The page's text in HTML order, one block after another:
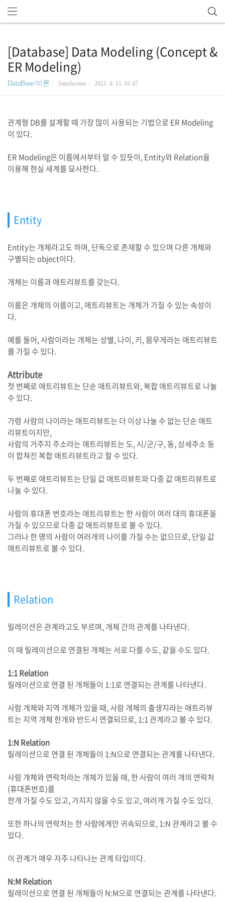
[Database] Data Modeling (Concept &
ER Modeling)
DataBase/이론 Satisfaction 2021. 6. 11. 01:47
관계형 DB를 설계할 때 가장 많이 사용되는 기법으로 ER Modeling
이 있다.
ER Modeling은 이름에서부터 알 수 있듯이, Entity와 Relation을
이용해 현실 세계를 묘사한다.
Entity
Entity는 개체라고도 하며, 단독으로 존재할 수 있으며 다른 개체와
구별되는 object이다.
개체는 이름과 애트리뷰트를 갖는다.
이름은 개체의 이름이고, 애트리뷰트는 개체가 가질 수 있는 속성이
다.
예를 들어, 사람이라는 개체는 성별, 나이, 키, 몸무게라는 애트리뷰트
를 가질 수 있다.
Attribute
첫 번째로 애트리뷰트는 단순 애트리뷰트와, 복합 애트리뷰트로 나눌
수 있다.
가령 사람의 나이라는 애트리뷰트는 더 이상 나눌 수 없는 단순 애트
리뷰트이지만,
사람의 거주지 주소라는 애트리뷰트는 도, 시/군/구, 동, 상세주소 등
이 합쳐진 복합 애트리뷰트라고 할 수 있다.
두 번째로 애트리뷰트는 단일 값 애트리뷰트와 다중 값 애트리뷰트로
나눌 수 있다.
사람의 휴대폰 번호라는 애트리뷰트는 한 사람이 여러 대의 휴대폰을
가질 수 있으므로 다중 값 애트리뷰트로 볼 수 있다.
그러나 한 명의 사람이 여러개의 나이를 가질 수는 없으므로, 단일 값
애트리뷰트로 볼 수 있다.
Relation
릴레이션은 관계라고도 부르며, 개체 간의 관계를 나타낸다.
이 때 릴레이션으로 연결된 개체는 서로 다를 수도, 같을 수도 있다.
1:1 Relation
릴레이션으로 연결 된 개체들이 1:1로 연결되는 관계를 나타낸다.
사람 개체와 지역 개체가 있을 때, 사람 개체의 출생지라는 애트리뷰
트는 지역 개체 한개와 반드시 연결되므로, 1:1 관계라고 볼 수 있다.
1:N Relation
릴레이션으로 연결 된 개체들이 1:N으로 연결되는 관계를 나타낸다.
사람 개체와 연락처라는 개체가 있을 때, 한 사람이 여러 개의 연락처
(휴대폰번호)를
한개 가질 수도 있고, 가지지 않을 수도 있고, 여러개 가질 수도 있다.
또한 하나의 연락처는 한 사람에게만 귀속되므로, 1:N 관계라고 볼 수
있다.
이 관계가 매우 자주 나타나는 관계 타입이다.
N:M Relation
릴레이션으로 연결 된 개체들이 N:M으로 연결되는 관계를 나타낸다.